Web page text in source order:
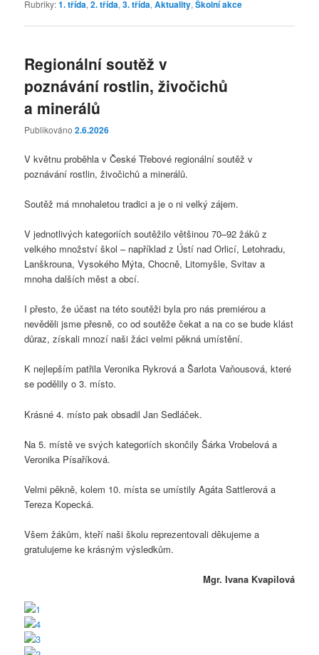
Rubriky:1. třída,2. třída,3. třída,Aktuality,Školní akce
Regionální soutěž v
poznávání rostlin, živočichů
a minerálů
Publikováno2.6.2026
V květnu proběhla v České Třebové regionální soutěž v
poznávání rostlin, živočichů a minerálů.
Soutěž má mnohaletou tradici a je o ni velký zájem.
V jednotlivých kategoriích soutěžilo většinou 70–92 žáků z
velkého množství škol – například z Ústí nad Orlicí, Letohradu,
Lanškrouna, Vysokého Mýta, Chocně, Litomyšle, Svitav a
mnoha dalších měst a obcí.
I přesto, že účast na této soutěži byla pro nás premiérou a
nevěděli jsme přesně, co od soutěže čekat a na co se bude klást
důraz, získali mnozí naši žáci velmi pěkná umístění.
K nejlepším patřila Veronika Rykrová a Šarlota Vaňousová, které
se podělily o 3. místo.
Krásné 4. místo pak obsadil Jan Sedláček.
Na 5. místě ve svých kategoriích skončily Šárka Vrobelová a
Veronika Písaříková.
Velmi pěkně, kolem 10. místa se umístily Agáta Sattlerová a
Tereza Kopecká.
Všem žákům, kteří naši školu reprezentovali děkujeme a
gratulujeme ke krásným výsledkům.
Mgr. Ivana Kvapilová